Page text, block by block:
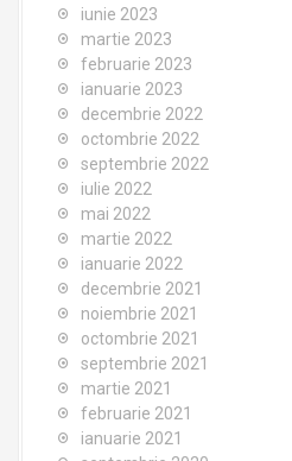
iunie 2023
martie 2023
februarie 2023
ianuarie 2023
decembrie 2022
octombrie 2022
septembrie 2022
iulie 2022
mai 2022
martie 2022
ianuarie 2022
decembrie 2021
noiembrie 2021
octombrie 2021
septembrie 2021
martie 2021
februarie 2021
ianuarie 2021